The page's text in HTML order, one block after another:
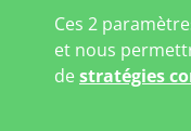
Ces 2
et nous
destratégies